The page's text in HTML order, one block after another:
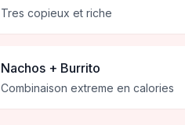
Tres copieux et riche
Nachos + Burrito
Combinaison extreme en calories